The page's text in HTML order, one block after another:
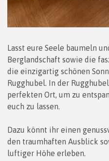
Lasst eure Seele baumeln
Berglandschaft sowie die
die einzigartig schönen
Rugghubel. In der
perfekten Ort, um zu
euch zu lassen.
Dazu könnt ihr einen
den traumhaften Ausblick
luftiger Höhe erleben.